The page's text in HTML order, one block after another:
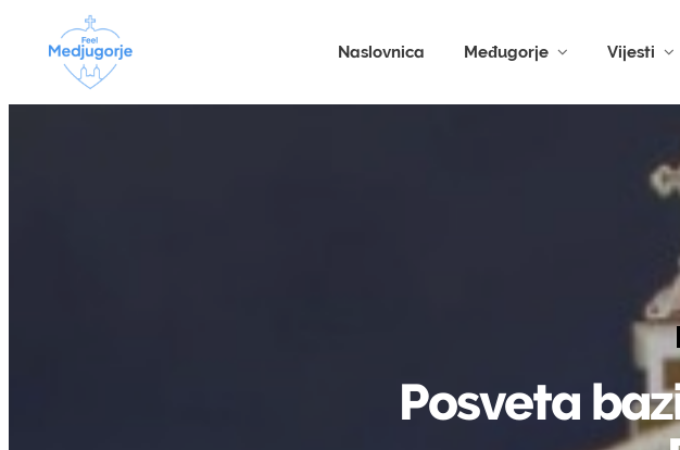
Naslovnica Međugorje Vijesti
Posveta